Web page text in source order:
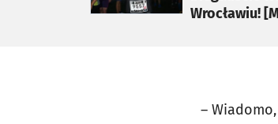
Wrocławiu!
–